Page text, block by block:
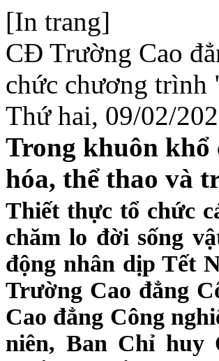
[In trang]
CĐ Trường Cao
chức chương trình
Thứ hai, 09/02/
Trong khuôn
hóa, thể thao và
Thiết thực tổ chức
chăm lo đời sống
động nhân dịp Tết
Trường Cao đẳng
Cao đẳng Công
niên, Ban Chỉ huy